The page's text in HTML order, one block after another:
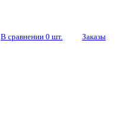
В сравнении 0 шт. Заказы